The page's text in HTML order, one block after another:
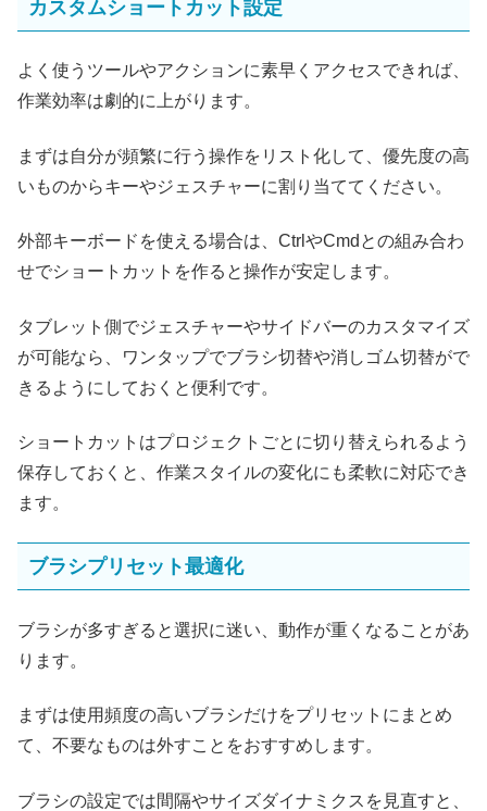
カスタムショートカット設定
よく使うツールやアクションに素早くアクセスできれば、
作業効率は劇的に上がります。
まずは自分が頻繁に行う操作をリスト化して、優先度の高
いものからキーやジェスチャーに割り当ててください。
外部キーボードを使える場合は、CtrlやCmdとの組み合わ
せでショートカットを作ると操作が安定します。
タブレット側でジェスチャーやサイドバーのカスタマイズ
が可能なら、ワンタップでブラシ切替や消しゴム切替がで
きるようにしておくと便利です。
ショートカットはプロジェクトごとに切り替えられるよう
保存しておくと、作業スタイルの変化にも柔軟に対応でき
ます。
ブラシプリセット最適化
ブラシが多すぎると選択に迷い、動作が重くなることがあ
ります。
まずは使用頻度の高いブラシだけをプリセットにまとめ
て、不要なものは外すことをおすすめします。
ブラシの設定では間隔やサイズダイナミクスを見直すと、